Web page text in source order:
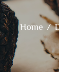
Home